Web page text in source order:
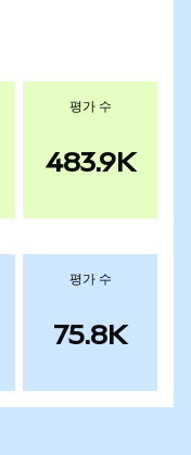
평가 수
483.9K
평가 수
75.8K